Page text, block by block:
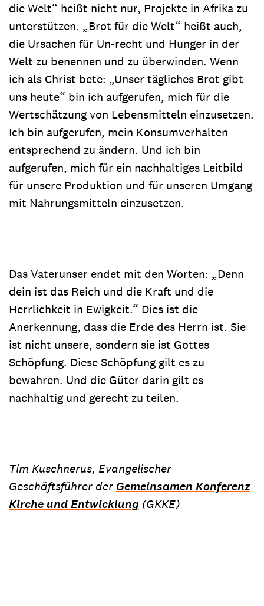
die Welt“ heißt nicht nur, Projekte in Afrika zu
unterstützen. „Brot für die Welt“ heißt auch,
die Ursachen für Un-recht und Hunger in der
Welt zu benennen und zu überwinden. Wenn
ich als Christ bete: „Unser tägliches Brot gibt
uns heute“ bin ich aufgerufen, mich für die
Wertschätzung von Lebensmitteln einzusetzen.
Ich bin aufgerufen, mein Konsumverhalten
entsprechend zu ändern. Und ich bin
aufgerufen, mich für ein nachhaltiges Leitbild
für unsere Produktion und für unseren Umgang
mit Nahrungsmitteln einzusetzen.
Das Vaterunser endet mit den Worten: „Denn
dein ist das Reich und die Kraft und die
Herrlichkeit in Ewigkeit.“ Dies ist die
Anerkennung, dass die Erde des Herrn ist. Sie
ist nicht unsere, sondern sie ist Gottes
Schöpfung. Diese Schöpfung gilt es zu
bewahren. Und die Güter darin gilt es
nachhaltig und gerecht zu teilen.
Tim Kuschnerus, Evangelischer
Geschäftsführer der Gemeinsamen Konferenz
Kirche und Entwicklung (GKKE)